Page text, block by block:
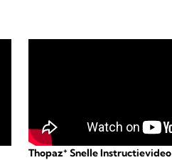
Thopaz+ Snelle Instructievideo